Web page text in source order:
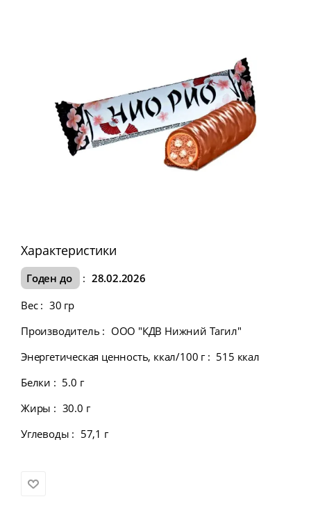
Характеристики
Годен до : 28.02.2026
Вес : 30 гр
Производитель : ООО "КДВ Нижний Тагил"
Энергетическая ценность, ккал/100 г : 515 ккал
Белки : 5.0 г
Жиры : 30.0 г
Углеводы : 57,1 г